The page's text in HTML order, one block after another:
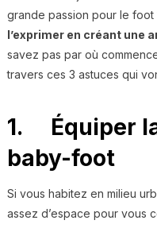
grande passion pour le
l’exprimer en créant une
savez pas par où
travers ces 3 astuces qui
1. Équiper
baby-foot
Si vous habitez en milieu
assez d’espace pour vous